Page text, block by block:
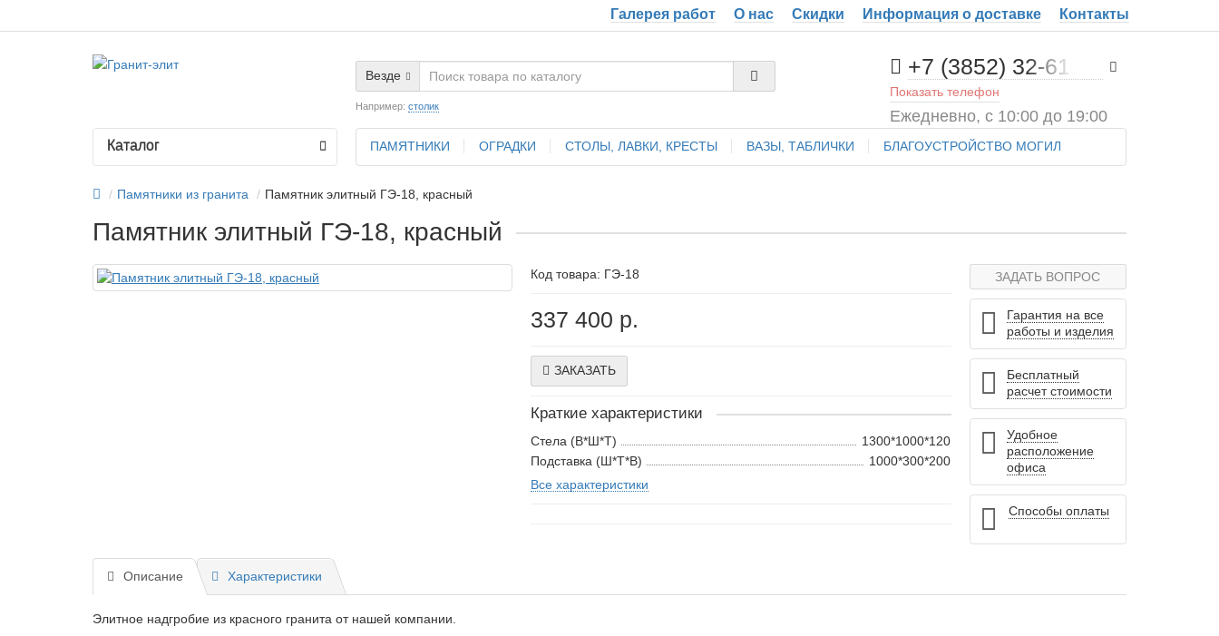
Галерея работ О нас Скидки Информация о доставке Контакты
+7 (3852) 32-61-71
Показать телефон
Ежедневно, с 10:00 до 19:00
Везде
Например: столик
ПАМЯТНИКИ ОГРАДКИ СТОЛЫ, ЛАВКИ, КРЕСТЫ ВАЗЫ, ТАБЛИЧКИ БЛАГОУСТРОЙСТВО МОГИЛ
Каталог
Памятники из гранита Памятник элитный ГЭ-18, красный
Памятник элитный ГЭ-18, красный
Код товара: ГЭ-18
337 400 р.
ЗАКАЗАТЬ
Краткие характеристики
Стела (В*Ш*Т)
1300*1000*120
Подставка (Ш*Т*В)
1000*300*200
Все характеристики
ЗАДАТЬ ВОПРОС
Гарантия на все
работы и изделия
Бесплатный
расчет стоимости
Удобное
расположение
офиса
Способы оплаты
Описание Характеристики
Элитное надгробие из красного гранита от нашей компании.